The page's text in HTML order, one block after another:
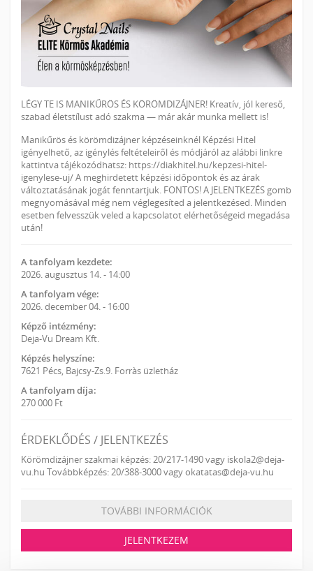
LÉGY TE IS MANIKŰRÖS ÉS KÖRÖMDIZÁJNER! Kreatív, jól kereső,
szabad életstílust adó szakma — már akár munka mellett is!
Manikűrös és körömdizájner képzéseinknél Képzési Hitel
igényelhető, az igénylés feltételeiről és módjáról az alábbi linkre
kattintva tájékozódhatsz: https://diakhitel.hu/kepzesi-hitel-
igenylese-uj/ A meghirdetett képzési időpontok és az árak
változtatásának jogát fenntartjuk. FONTOS! A JELENTKEZÉS gomb
megnyomásával még nem véglegesíted a jelentkezésed. Minden
esetben felvesszük veled a kapcsolatot elérhetőségeid megadása
után!
A tanfolyam kezdete:
2026. augusztus 14. - 14:00
A tanfolyam vége:
2026. december 04. - 16:00
Képző intézmény:
Deja-Vu Dream Kft.
Képzés helyszíne:
7621 Pécs, Bajcsy-Zs.9. Forràs üzletház
A tanfolyam díja:
270 000 Ft
ÉRDEKLŐDÉS / JELENTKEZÉS
Körömdizájner szakmai képzés: 20/217-1490 vagy iskola2@deja-
vu.hu Továbbképzés: 20/388-3000 vagy okatatas@deja-vu.hu
TOVÁBBI INFORMÁCIÓK
JELENTKEZEM